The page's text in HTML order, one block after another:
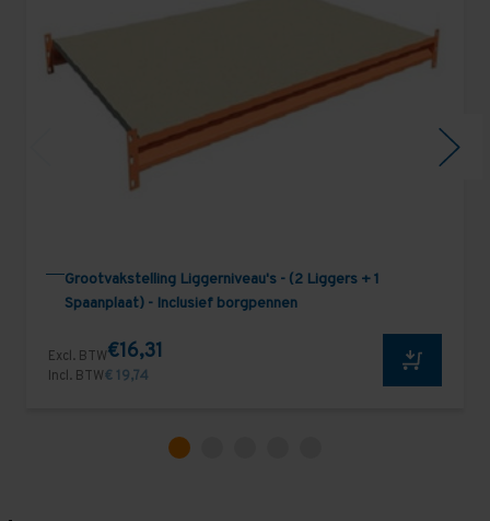
Grootvakstelling Liggerniveau's - (2 Liggers + 1
Spaanplaat) - Inclusief borgpennen
Excl. BTW€16,31
Incl. BTW€ 19,74